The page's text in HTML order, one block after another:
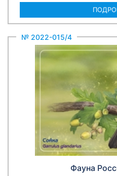
№ 2022-015/4
Фауна